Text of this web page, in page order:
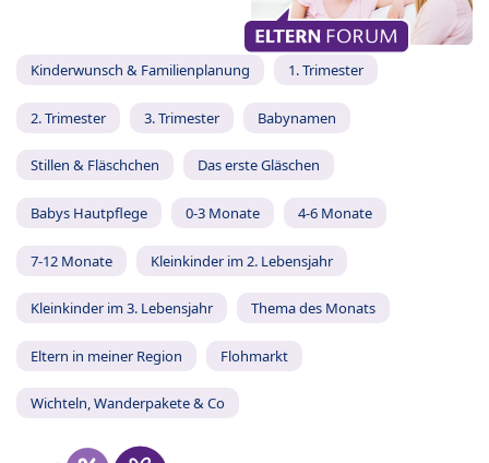
Kinderwunsch & Familienplanung 1. Trimester
2. Trimester 3. Trimester Babynamen
Stillen & Fläschchen Das erste Gläschen
Babys Hautpflege 0-3 Monate 4-6 Monate
7-12 Monate Kleinkinder im 2. Lebensjahr
Kleinkinder im 3. Lebensjahr Thema des Monats
Eltern in meiner Region Flohmarkt
Wichteln, Wanderpakete & Co